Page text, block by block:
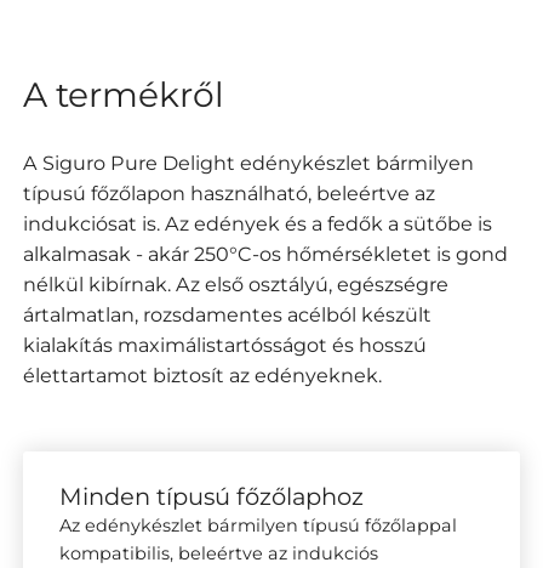
A termékről
A Siguro Pure Delight edénykészlet bármilyen
típusú főzőlapon használható, beleértve az
indukciósat is. Az edények és a fedők a sütőbe is
alkalmasak - akár 250°C-os hőmérsékletet is gond
nélkül kibírnak. Az első osztályú, egészségre
ártalmatlan, rozsdamentes acélból készült
kialakítás maximálistartósságot és hosszú
élettartamot biztosít az edényeknek.
Minden típusú főzőlaphoz
Az edénykészlet bármilyen típusú főzőlappal
kompatibilis, beleértve az indukciós